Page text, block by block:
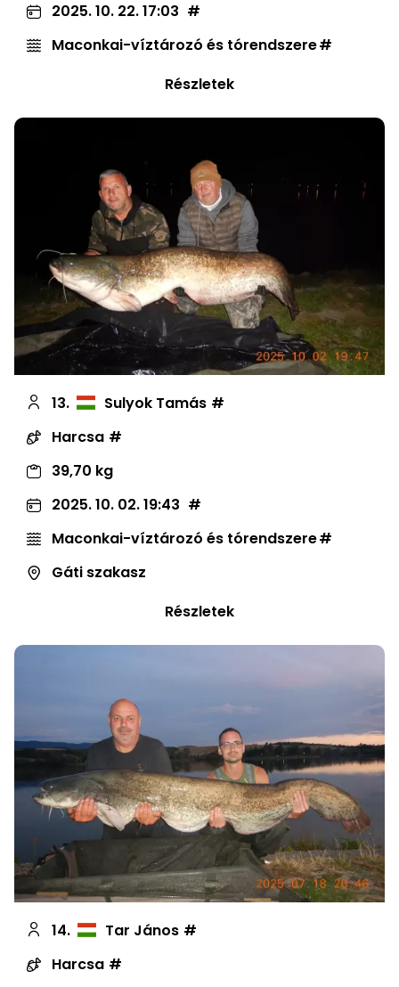
2025. 10. 22. 17:03
Maconkai-víztározó és tórendszere
Részletek
13.
Sulyok Tamás
Harcsa
39,70 kg
2025. 10. 02. 19:43
Maconkai-víztározó és tórendszere
Gáti szakasz
Részletek
14.
Tar János
Harcsa